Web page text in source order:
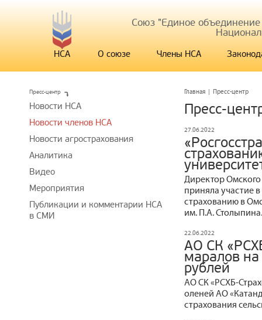
Союз "Единое
НСА О союзе Члены НСА
Главная | Пресс-центр
Пресс-
27.06.2022
Директор
приняла участие
страхованию в
им. П.А.
22.06.2022
АО СК
маралов
рублей
АО СК «РСХБ-
оленей АО
страхования
Пресс-центр
Новости НСА
Новости членов НСА
Новости агрострахования
Аналитика
Видео
Мероприятия
Публикации и комментарии НСА
в СМИ